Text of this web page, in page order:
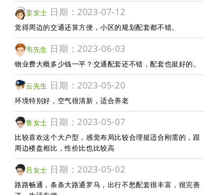
姜女士 日期：2023-07-12
觉得周边的交通还算方便，小区的规划配套都不错。
韦先生 日期：2023-06-03
物业费大概多少钱一平？交通配套还不错，配套也挺好的。
云先生 日期：2023-05-20
环境特别好，空气很清新，适合养老
鲁女士 日期：2023-05-07
比较喜欢这个大户型，感觉布局比较合理挺适合刚需的，跟
周边楼盘相比，性价比也比较高
吕女士 日期：2023-05-02
路路畅通，条条大路通罗马，出行不愁配套很丰富，很完善